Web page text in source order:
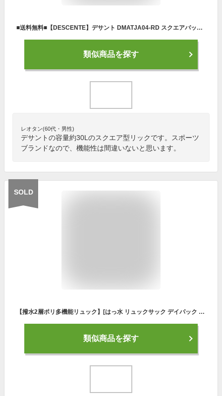
■送料無料■【DESCENTE】デサント DMATJA04-RD スクエアバッグM[レッド×ブラックグラフィック][スポーツカジュアル/バックパック/リュック/スクエア/PC収納/30L/スポーツ/通学/中学生/高校生/学生/男女兼用/ユニセックス]【RCP】
類似商品を探す
レオタン(60代・男性)
デサントの容量約30Lのスクエア型リックです。スポーツ
ブランドなので、機能性は間違いないと思います。
SOLD
【撥水2層ポリ多機能リュック】[はっ水 リュックサック デイパック バックパック ユニセックス 男女兼用 レディース メンズ バッグ シューズ入れ シューズケース 二層式 A4 通勤 通学 旅行 スポーツ ワークアウト ジム マザーズバッグ ママバッグ プロペラヘッズ]
類似商品を探す